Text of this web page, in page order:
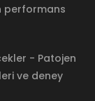
performans
- Patojen
ve deney